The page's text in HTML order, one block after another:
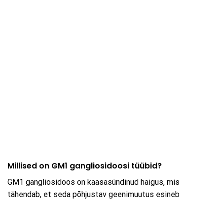
Millised on GM1 gangliosidoosi tüübid?
GM1 gangliosidoos on kaasasündinud haigus, mis
tähendab, et seda põhjustav geenimuutus esineb